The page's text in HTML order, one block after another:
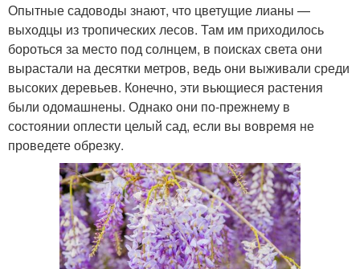
Опытные садоводы знают, что цветущие лианы —
выходцы из тропических лесов. Там им приходилось
бороться за место под солнцем, в поисках света они
вырастали на десятки метров, ведь они выживали среди
высоких деревьев. Конечно, эти вьющиеся растения
были одомашнены. Однако они по-прежнему в
состоянии оплести целый сад, если вы вовремя не
проведете обрезку.